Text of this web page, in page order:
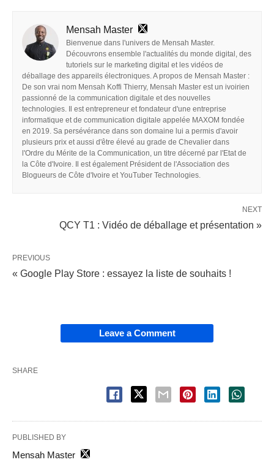
Mensah Master
Bienvenue dans l'univers de Mensah Master.
Découvrons ensemble l'actualités du monde digital, des
tutoriels sur le marketing digital et les vidéos de
déballage des appareils électroniques. A propos de Mensah Master :
De son vrai nom Mensah Koffi Thierry, Mensah Master est un ivoirien
passionné de la communication digitale et des nouvelles
technologies. Il est entrepreneur et fondateur d'une entreprise
informatique et de communication digitale appelée MAXOM fondée
en 2019. Sa persévérance dans son domaine lui a permis d'avoir
plusieurs prix et aussi d'être élevé au grade de Chevalier dans
l'Ordre du Mérite de la Communication, un titre décerné par l'Etat de
la Côte d'Ivoire. Il est également Président de l'Association des
Blogueurs de Côte d'Ivoire et YouTuber Technologies.
NEXT
QCY T1 : Vidéo de déballage et présentation »
PREVIOUS
« Google Play Store : essayez la liste de souhaits !
Leave a Comment
SHARE
PUBLISHED BY
Mensah Master